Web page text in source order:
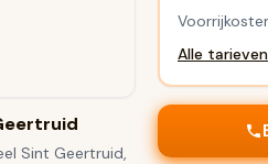
Sint Geertruid,
Alle